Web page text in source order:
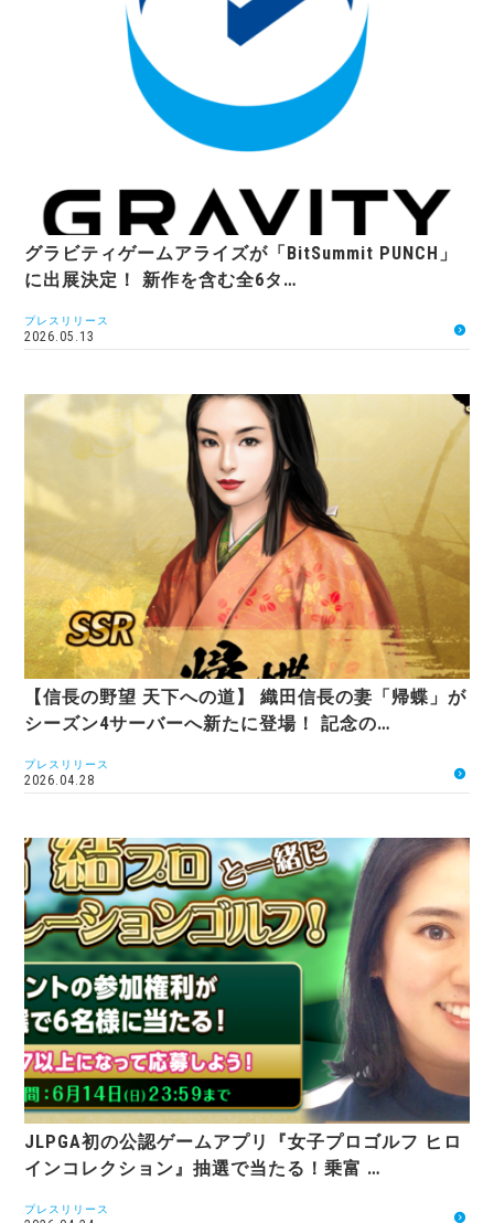
グラビティゲームアライズが「BitSummit PUNCH」
に出展決定！ 新作を含む全6タ…
プレスリリース
2026.05.13
【信長の野望 天下への道】 織田信長の妻「帰蝶」が
シーズン4サーバーへ新たに登場！ 記念の…
プレスリリース
2026.04.28
JLPGA初の公認ゲームアプリ『女子プロゴルフ ヒロ
インコレクション』抽選で当たる！乗富 …
プレスリリース